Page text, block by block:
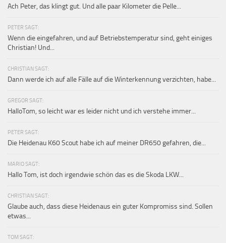
Ach Peter, das klingt gut. Und alle paar Kilometer die Pelle...
PETER SAGT:
Wenn die eingefahren, und auf Betriebstemperatur sind, geht einiges
Christian! Und...
CHRISTIAN SAGT:
Dann werde ich auf alle Fälle auf die Winterkennung verzichten, habe...
GREGOR SAGT:
HalloTom, so leicht war es leider nicht und ich verstehe immer...
PETER SAGT:
Die Heidenau K60 Scout habe ich auf meiner DR650 gefahren, die...
MARIO SAGT:
Hallo Tom, ist doch irgendwie schön das es die Skoda LKW...
CHRISTIAN SAGT:
Glaube auch, dass diese Heidenaus ein guter Kompromiss sind. Sollen
etwas...
TOM SAGT: